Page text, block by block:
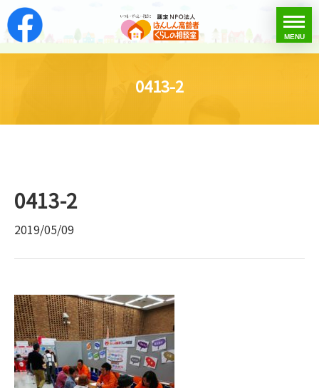
はんしん高齢者くら
toggle
menu
MENU
0413-2
0413-2
2019/05/09